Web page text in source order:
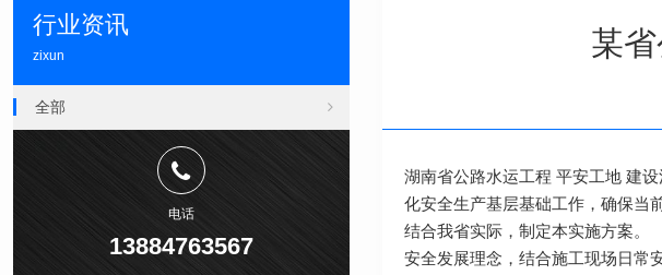
某
湖南省公路水运工程 平安工地 建
化安全生产基层基础工作，确保当
结合我省实际，制定本实施方案
安全发展理念，结合施工现场日常
行业资讯
zixun
全部
电话
13884763567